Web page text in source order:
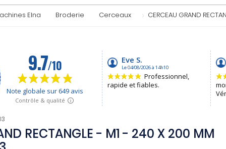
Elna Broderie Cerceaux CERCEAU GRAND
RECTANGLE - M1 - 240 X 200 MM